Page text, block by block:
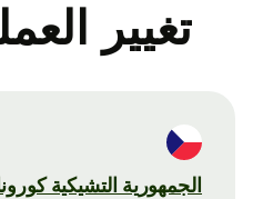
تغيير
الجمهورية التشيكية كورونا